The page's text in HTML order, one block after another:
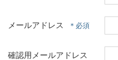
メールアドレス
確認用メールアドレス